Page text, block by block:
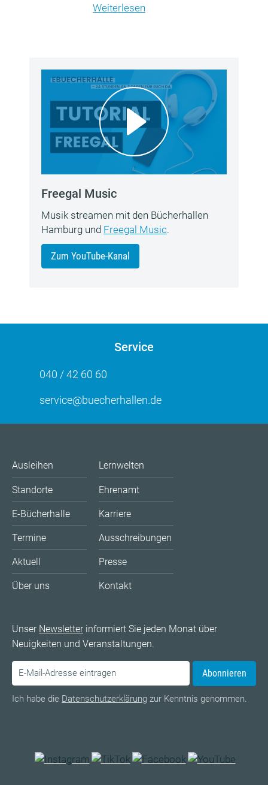
Weiterlesen
Freegal Music
Musik streamen mit den Bücherhallen
Hamburg und Freegal Music.
Zum YouTube-Kanal
Service
040 / 42 60 60
service@buecherhallen.de
Ausleihen
Standorte
E-Bücherhalle
Termine
Aktuell
Über uns
Lernwelten
Ehrenamt
Karriere
Ausschreibungen
Presse
Kontakt
Unser Newsletterinformiert Sie jeden Monat über
Neuigkeiten und Veranstaltungen.
Abonnieren
Ich habe die Datenschutzerklärung zur Kenntnis genommen.